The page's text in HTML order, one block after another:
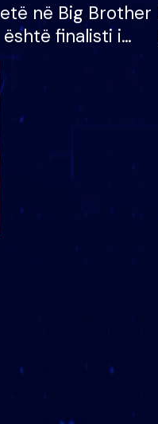
në Big Brother
është finalisti i
lë shtëpinë